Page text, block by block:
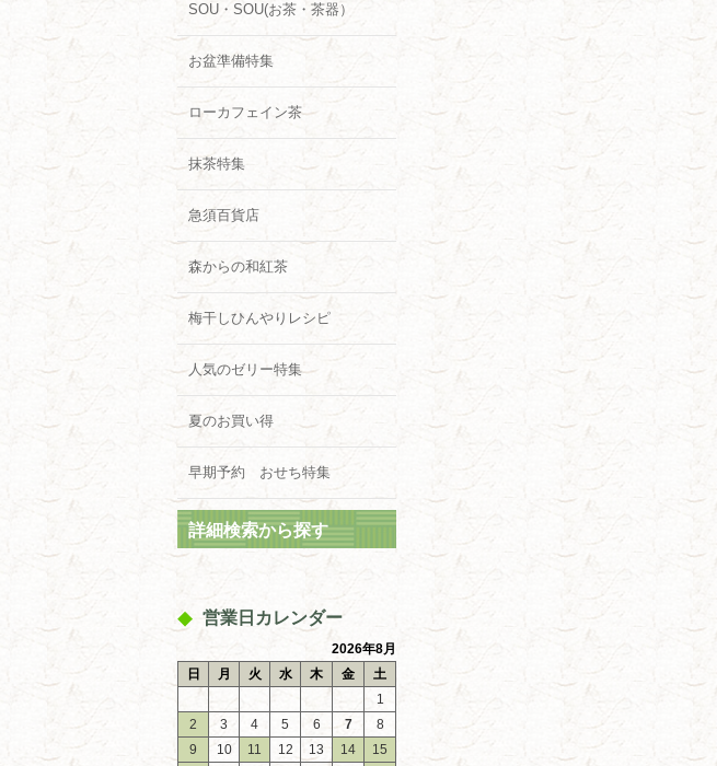
SOU・SOU(お茶・茶器）
お盆準備特集
ローカフェイン茶
抹茶特集
急須百貨店
森からの和紅茶
梅干しひんやりレシピ
人気のゼリー特集
夏のお買い得
早期予約 おせち特集
詳細検索から探す
営業日カレンダー
2026年8月
日
月 火 水 木 金
土
1
2
3 4 5 6 7
8
9
10 11 12 13 14
15